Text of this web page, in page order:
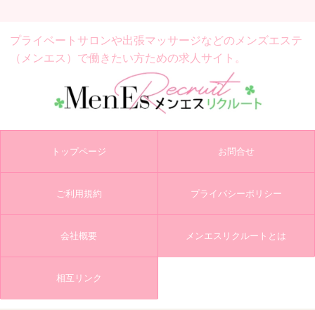
プライベートサロンや出張マッサージなどの メンズエステ
（メンエス）で働きたい方ための求人サイト。
トップページ お問合せ
ご利用規約 プライバシーポリシー
会社概要 メンエスリクルートとは
相互リンク